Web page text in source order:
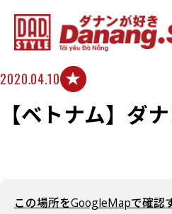
2020.04.10
【ベトナム】ダ
この場所をGoogleMapで確認